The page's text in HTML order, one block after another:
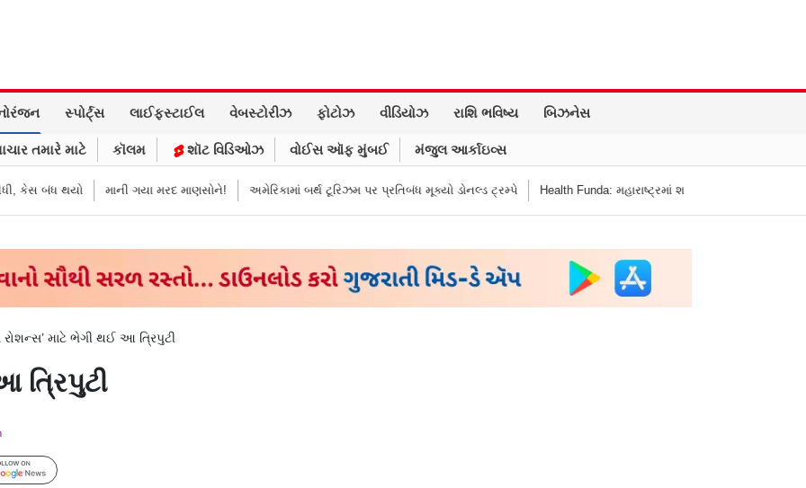
સ્પોર્ટ્સ લાઈફસ્ટાઈલ વેબસ્ટોરીઝ ફોટોઝ વીડિયોઝ રાશિ ભવિષ્ય બિઝનેસ
તમારે માટે કૉલમ શૉટ વિડિઓઝ વોઈસ ઑફ મુંબઈ મંજુલ આર્કાઇવ્સ
થયો માની ગયા મરદ માણસોને! અમેરિકામાં બર્થ ટૂરિઝમ પર પ્રતિબંધ મૂક્યો ડોનલ્ડ ટ્રમ્પે Health Funda: મહારાષ્ટ્રમાં શાળાની બહાર જંક ફૂડ બૅન!
રોશન્સ’ માટે ભેગી થઈ આ ત્રિપુટી
ત્રિપુટી
Us